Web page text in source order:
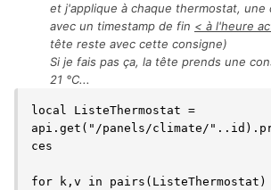
et j'applique à chaque thermostat, une
avec un timestamp de fin < à l'heure
tête reste avec cette consigne)
Si je fais pas ça, la tête prends une
21 °C...
local ListeThermostat =
api.get("/panels/climate/
ces
for k,v in pairs(ListeThermostat)